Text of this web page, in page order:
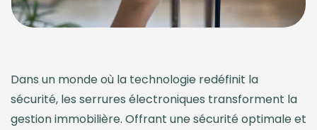
Dans un monde où la technologie redéfinit la
sécurité, les serrures électroniques transforment la
gestion immobilière. Offrant une sécurité optimale et